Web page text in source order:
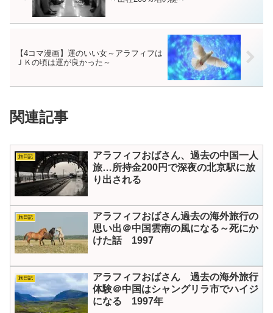
【4コマ漫画】運のいい女～アラフィフは
ＪＫの頃は運が良かった～
関連記事
旅日記
アラフィフおばさん、過去の中国一人
旅…所持金200円で深夜の北京駅に放
り出される
旅日記
アラフィフおばさん過去の海外旅行の
思い出＠中国雲南の風になる～死にか
けた話 1997
旅日記
アラフィフおばさん 過去の海外旅行
体験＠中国はシャングリラ市でハイジ
になる 1997年